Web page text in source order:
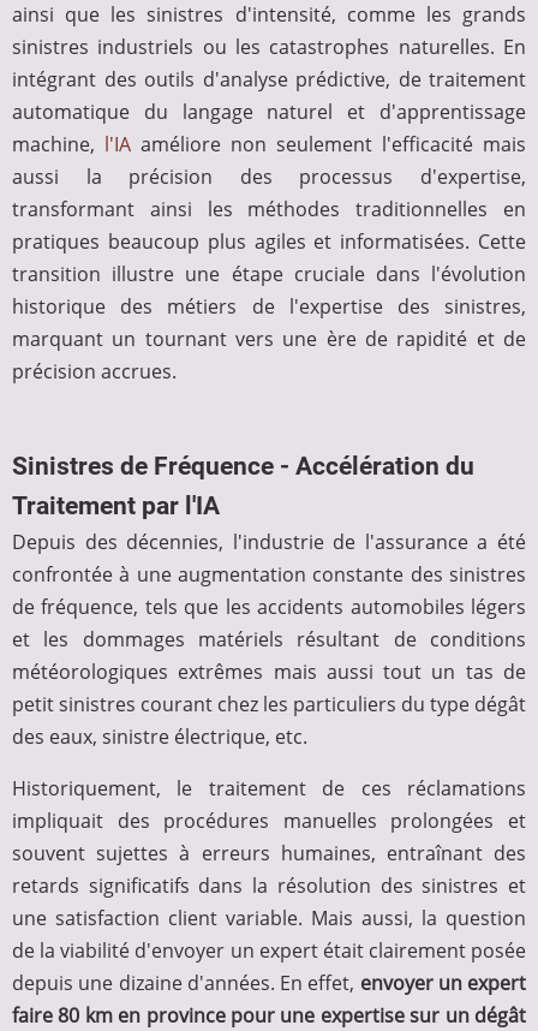
ainsi que les sinistres d'intensité, comme les grands
sinistres industriels ou les catastrophes naturelles. En
intégrant des outils d'analyse prédictive, de traitement
automatique du langage naturel et d'apprentissage
machine, l'IA améliore non seulement l'efficacité mais
aussi la précision des processus d'expertise,
transformant ainsi les méthodes traditionnelles en
pratiques beaucoup plus agiles et informatisées. Cette
transition illustre une étape cruciale dans l'évolution
historique des métiers de l'expertise des sinistres,
marquant un tournant vers une ère de rapidité et de
précision accrues.
Sinistres de Fréquence - Accélération du
Traitement par l'IA
Depuis des décennies, l'industrie de l'assurance a été
confrontée à une augmentation constante des sinistres
de fréquence, tels que les accidents automobiles légers
et les dommages matériels résultant de conditions
météorologiques extrêmes mais aussi tout un tas de
petit sinistres courant chez les particuliers du type dégât
des eaux, sinistre électrique, etc.
Historiquement, le traitement de ces réclamations
impliquait des procédures manuelles prolongées et
souvent sujettes à erreurs humaines, entraînant des
retards significatifs dans la résolution des sinistres et
une satisfaction client variable. Mais aussi, la question
de la viabilité d'envoyer un expert était clairement posée
depuis une dizaine d'années. En effet, envoyer un expert
faire 80 km en province pour une expertise sur un dégât